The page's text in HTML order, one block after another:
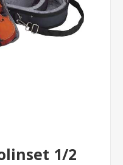
1/2